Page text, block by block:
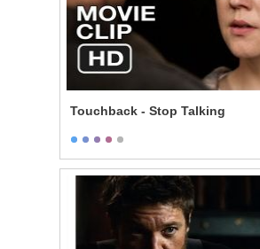
Touchback - Stop Talking